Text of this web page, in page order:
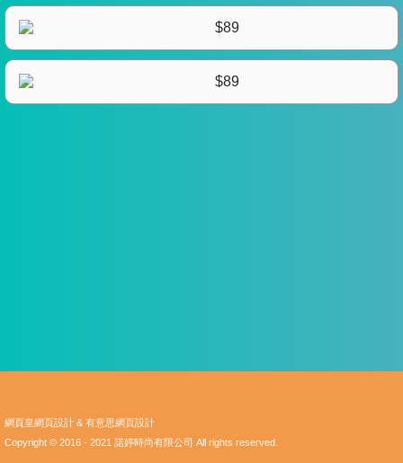
$89
$89
網頁皇網頁設計 & 有意思網頁設計
Copyright © 2016 - 2021 諾婷時尚有限公司 All rights reserved.